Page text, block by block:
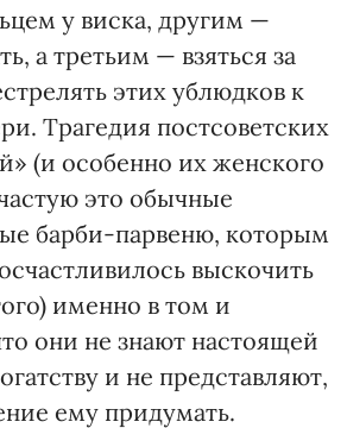
у виска, другим —
а третьим — взяться за
этих ублюдков к
Трагедия постсоветских
(и особенно их женского
это обычные
барби-парвеню, которым
выскочить
именно в том и
они не знают настоящей
и не представляют,
ему придумать.